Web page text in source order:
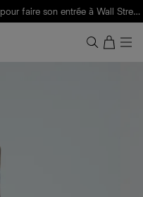
pour faire son entrée à Wall Street.